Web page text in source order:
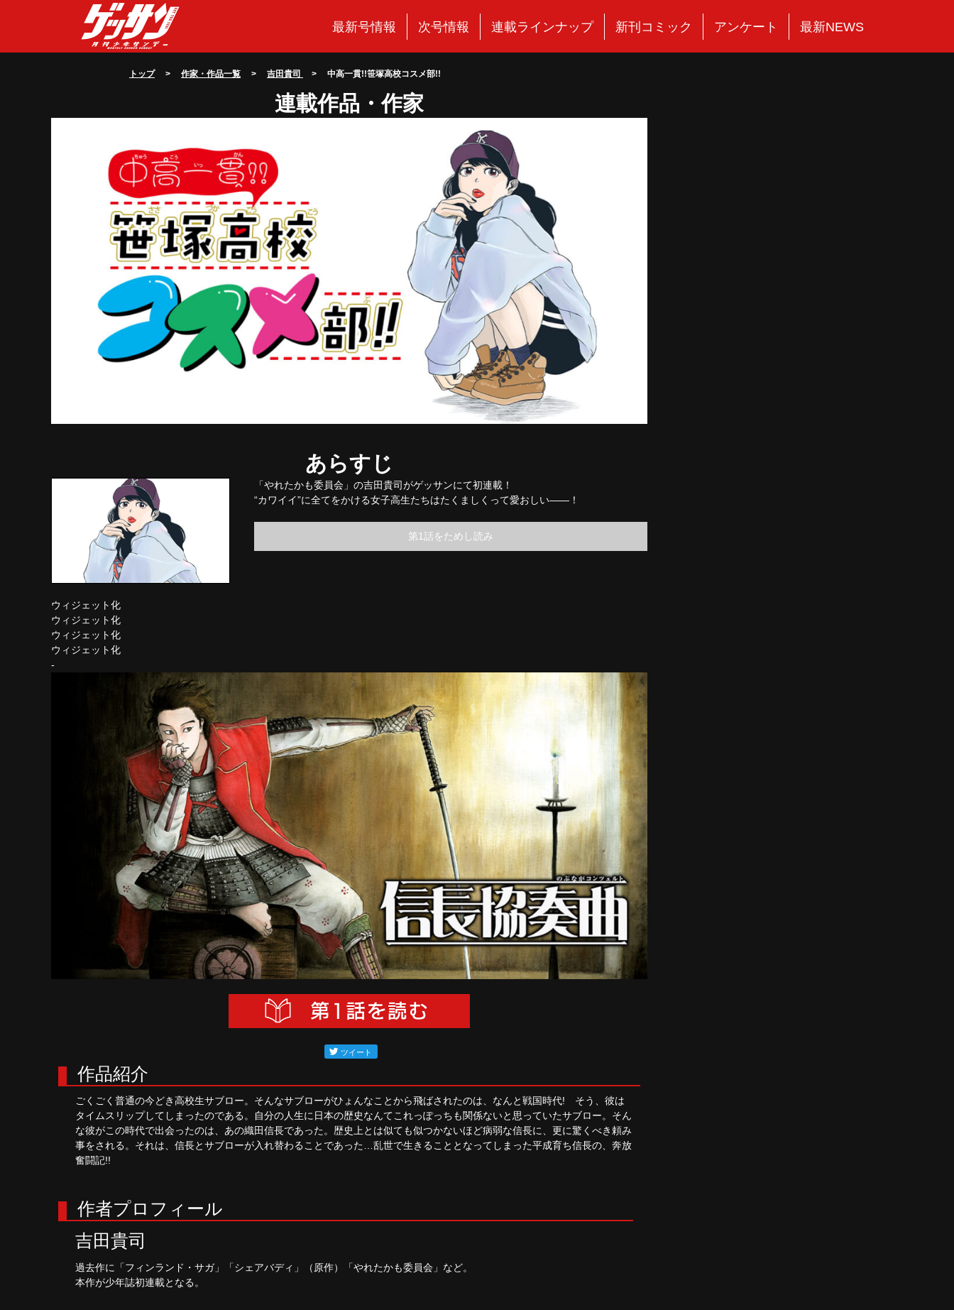
最新号情報 次号情報 連載ラインナップ 新刊コミック アンケート 最新NEWS
トップ> 作家・作品一覧 > 吉田貴司 > 中高一貫!!笹塚高校コスメ部!!
連載作品・作家
あらすじ
「やれたかも委員会」の吉田貴司がゲッサンにて初連載！
“カワイイ”に全てをかける女子高生たちはたくましくって愛おしい――！
第1話をためし読み
ウィジェット化
ウィジェット化
ウィジェット化
ウィジェット化
-
作品紹介
ごくごく普通の今どき高校生サブロー。そんなサブローがひょんなことから飛ばされたのは、なんと戦国時代! そう、彼は
タイムスリップしてしまったのである。自分の人生に日本の歴史なんてこれっぽっちも関係ないと思っていたサブロー。そん
な彼がこの時代で出会ったのは、あの織田信長であった。歴史上とは似ても似つかないほど病弱な信長に、更に驚くべき頼み
事をされる。それは、信長とサブローが入れ替わることであった…乱世で生きることとなってしまった平成育ち信長の、奔放
奮闘記!!
作者プロフィール
吉田貴司
過去作に「フィンランド・サガ」「シェアバディ」（原作）「やれたかも委員会」など。
本作が少年誌初連載となる。